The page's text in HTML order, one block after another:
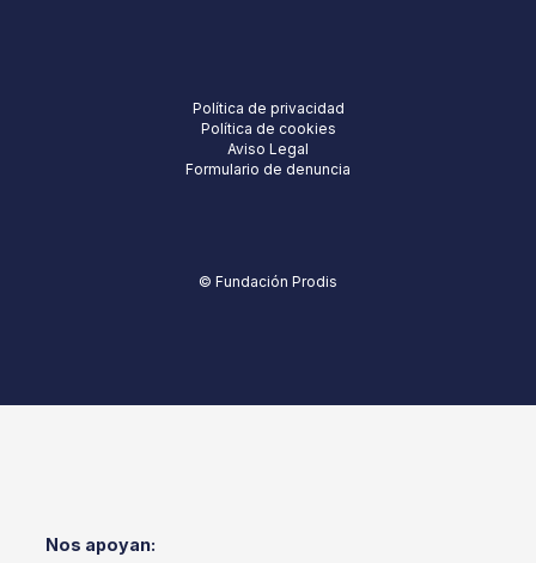
Política de privacidad
Política de cookies
Aviso Legal
Formulario de denuncia
© Fundación Prodis
Nos apoyan: